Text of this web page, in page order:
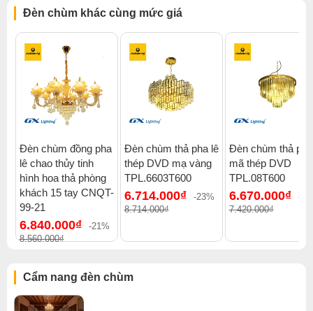
Click để xem thêm chiết khấu, quà tặng và khuyến mãi của
đèn chùm.
Xem thêm:Đèn chùm hiện đại,Đèn chùm treo thả,
Đèn chùm hợp kim mạ
,Đèn chùm bàn ăn
Đèn chùm đèn chùm gx lighting
Đèn chùm khác cùng mức giá
Đèn chùm đồng pha
lê chao thủy tinh
hình hoa thả phòng
khách 15 tay CNQT-
99-21
6.840.000₫
-21%
8.560.000₫
Đèn chùm thả pha lê
thép DVD mạ vàng
TPL.6603T600
6.714.000₫
-23%
8.714.000₫
Đèn chùm thả
mã thép DVD
TPL.08T600
6.670.000₫
-
7.420.000₫
Cẩm nang đèn chùm